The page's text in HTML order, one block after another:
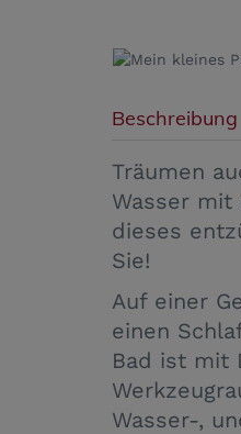
Beschreibung
Träumen
Wasser mit
dieses
Sie!
Auf einer
einen
Bad ist mit
Wasser-,